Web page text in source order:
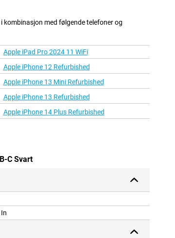
kombinasjon med følgende telefoner og
Apple iPad Pro 2024 11 WiFi
Apple iPhone 12 Refurbished
Apple iPhone 13 Mini Refurbished
Apple iPhone 13 Refurbished
Apple iPhone 14 Plus Refurbished
C Svart